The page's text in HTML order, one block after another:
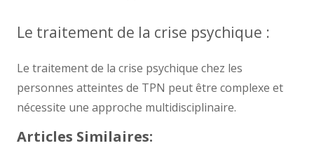
Le traitement de la crise psychique :
Le traitement de la crise psychique chez les
personnes atteintes de TPN peut être complexe et
nécessite une approche multidisciplinaire.
Articles Similaires: